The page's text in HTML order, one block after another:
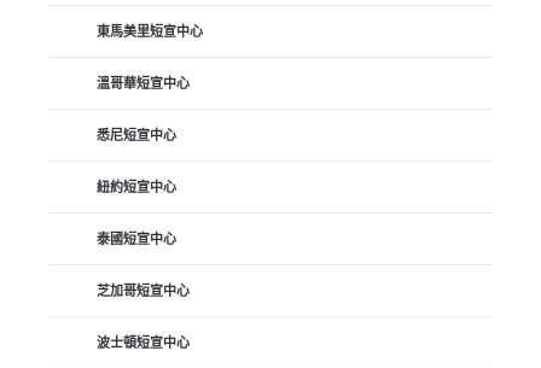
東馬美里短宣中心
溫哥華短宣中心
悉尼短宣中心
紐約短宣中心
泰國短宣中心
芝加哥短宣中心
波士頓短宣中心